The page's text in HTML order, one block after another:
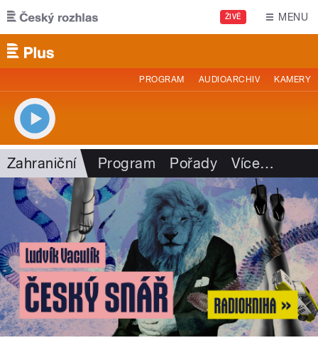
Přejít k hlavnímu obsahu
ŽIVĚ MENU
PROGRAM AUDIOARCHIV KAMERY
Zahraniční Program Pořady Více…